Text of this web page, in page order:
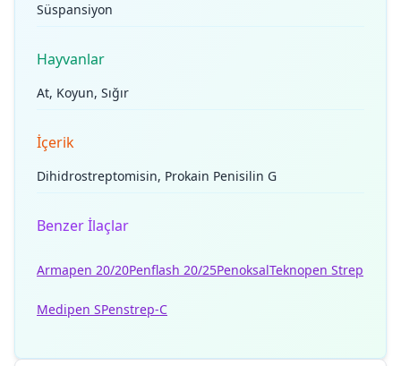
Süspansiyon
Hayvanlar
At, Koyun, Sığır
İçerik
Dihidrostreptomisin, Prokain Penisilin G
Benzer İlaçlar
Armapen 20/20Penflash 20/25PenoksalTeknopen Strep
Medipen SPenstrep-C